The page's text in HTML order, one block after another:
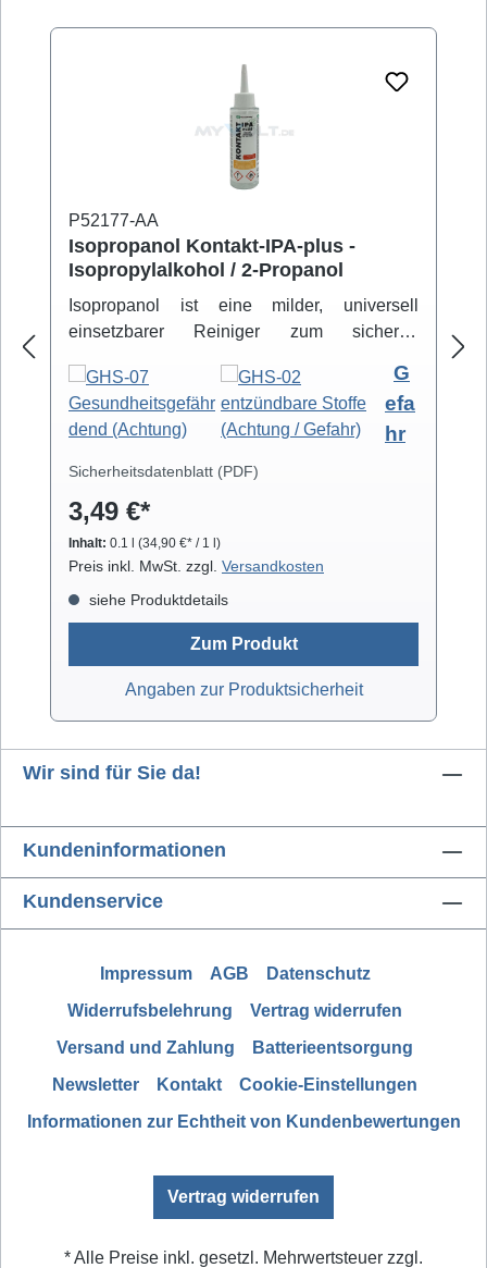
P52177-AA
Isopropanol Kontakt-IPA-plus -
Isopropylalkohol / 2-Propanol
Isopropanol ist eine milder, universell
einsetzbarer Reiniger zum sicheren
Hochreiner Isopropanol-Alkohol ( 99,8% )
eignet sich zur professionellen Säuberung
von z.B. Video- und Tonköpfen,
Laufwerkteilen, Gummirollen und optischen
arbeitet rückstandsfrei.
G
efa
hr
Sicherheitsdatenblatt (PDF)
3,49 €*
Inhalt: 0.1 l (34,90 €* / 1 l)
Preis inkl. MwSt. zzgl. Versandkosten
siehe Produktdetails
Zum Produkt
Angaben zur Produktsicherheit
Wir sind für Sie da!
Kundeninformationen
Kundenservice
Impressum AGB
Datenschutz
Widerrufsbelehrung
Vertrag widerrufen
Versand und Zahlung
Batterieentsorgung
Newsletter
Kontakt
Cookie-Einstellungen
Informationen zur Echtheit von Kundenbewertungen
Vertrag widerrufen
* Alle Preise inkl. gesetzl. Mehrwertsteuer zzgl.